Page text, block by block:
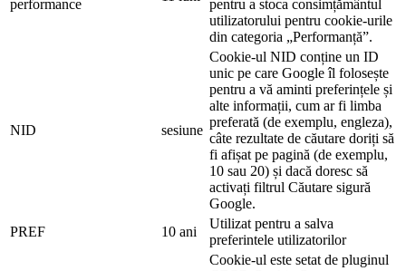
performance
pentru a stoca consimțământul
utilizatorului pentru cookie-urile
din categoria „Performanță”.
NID sesiune
Cookie-ul NID conține un ID
unic pe care Google îl folosește
pentru a vă aminti preferințele și
alte informații, cum ar fi limba
preferată (de exemplu, engleza),
câte rezultate de căutare doriți să
fi afișat pe pagină (de exemplu,
10 sau 20) și dacă doresc să
activați filtrul Căutare sigură
Google.
PREF
10 ani
Utilizat pentru a salva
preferintele utilizatorilor
Cookie-ul este setat de pluginul